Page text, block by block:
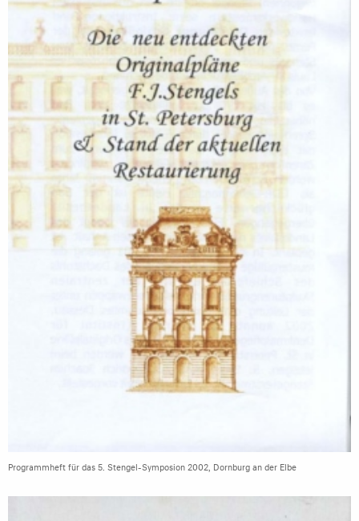
Programmheft für das 5. Stengel-Symposion 2002, Dornburg an der Elbe